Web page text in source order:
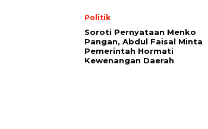
Politik
Soroti Pernyataan Menko
Pangan, Abdul Faisal Minta
Pemerintah Hormati
Kewenangan Daerah